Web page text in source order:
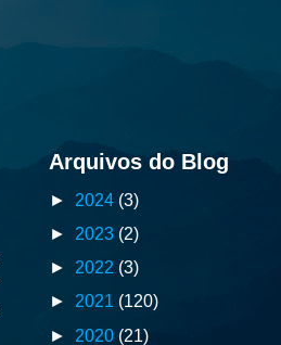
Arquivos do Blog
► 2024 (3)
► 2023 (2)
► 2022 (3)
► 2021 (120)
► 2020 (21)